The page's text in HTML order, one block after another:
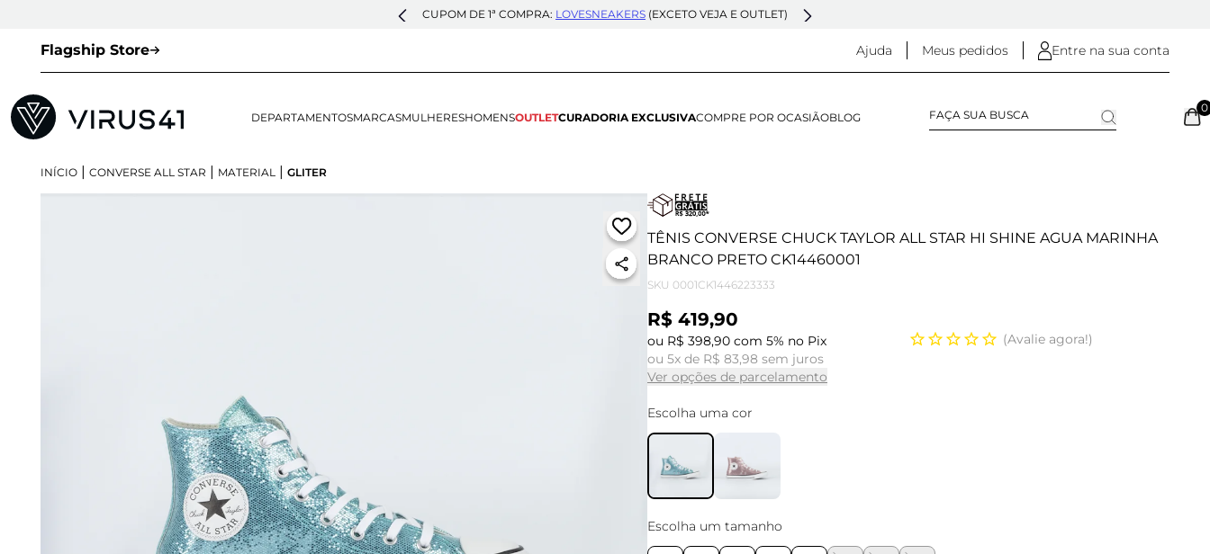
CUPOM DE 1ª COMPRA: LOVESNEAKERS (EXCETO VEJA E OUTLET)
Flagship Store Ajuda Meus pedidos Entre na sua conta
DEPARTAMENTOSMARCASMULHERESHOMENSOUTLETCURADORIA EXCLUSIVACOMPRE POR OCASIÃOBLOG
0
INÍCIO | CONVERSE ALL STAR | MATERIAL | GLITER
TÊNIS CONVERSE CHUCK TAYLOR ALL STAR HI SHINE AGUA MARINHA
BRANCO PRETO CK14460001
SKU 0001CK1446223333
R$ 419,90
ou R$ 398,90 com 5% no Pix
ou 5x de R$ 83,98 sem juros
Ver opções de parcelamento
Avalie agora!
Escolha uma cor
Escolha um tamanho